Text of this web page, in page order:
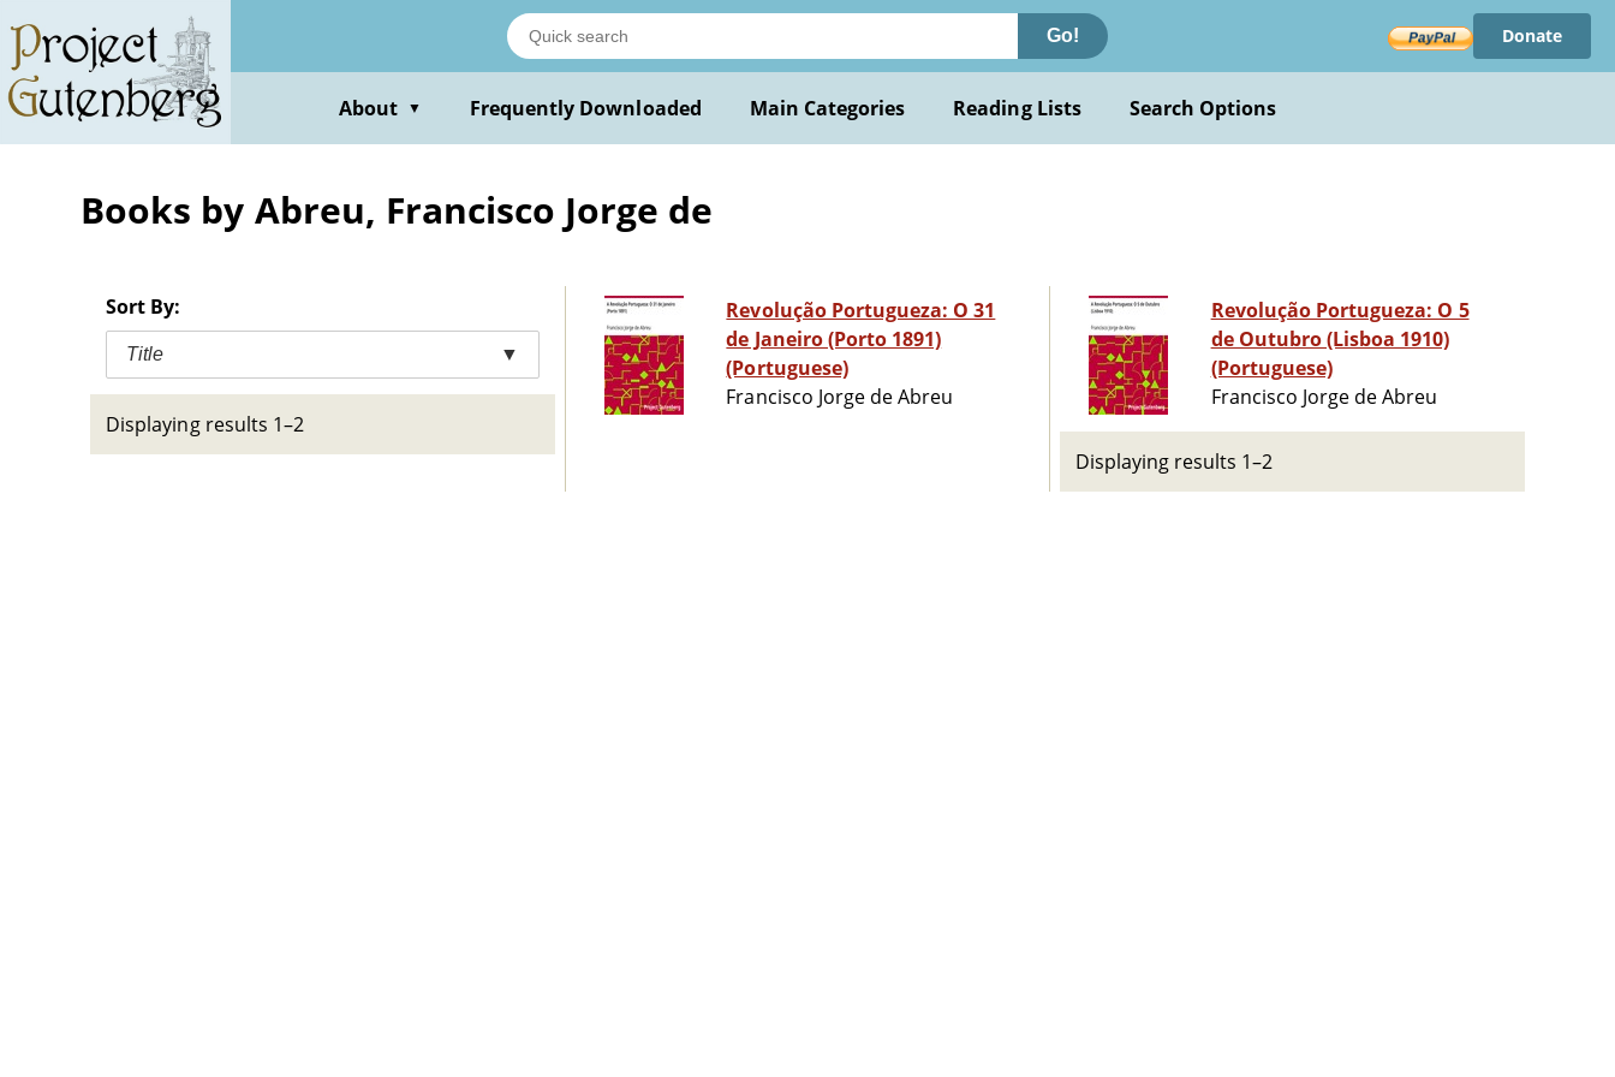
main
content
Go! Donate
About ▼ Frequently Downloaded Main Categories Reading Lists Search Options
Books by Abreu, Francisco Jorge de
Sort By:
Title ▼
Displaying results 1–2
Revolução Portugueza: O 31
de Janeiro (Porto 1891)
(Portuguese)
Francisco Jorge de Abreu
Revolução Portugueza: O 5
de Outubro (Lisboa 1910)
(Portuguese)
Francisco Jorge de Abreu
Displaying results 1–2